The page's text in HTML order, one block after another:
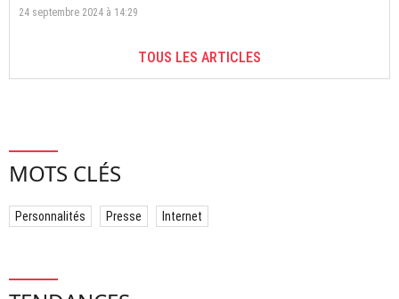
24 septembre 2024 à 14:29
TOUS LES ARTICLES
MOTS CLÉS
Personnalités Presse Internet